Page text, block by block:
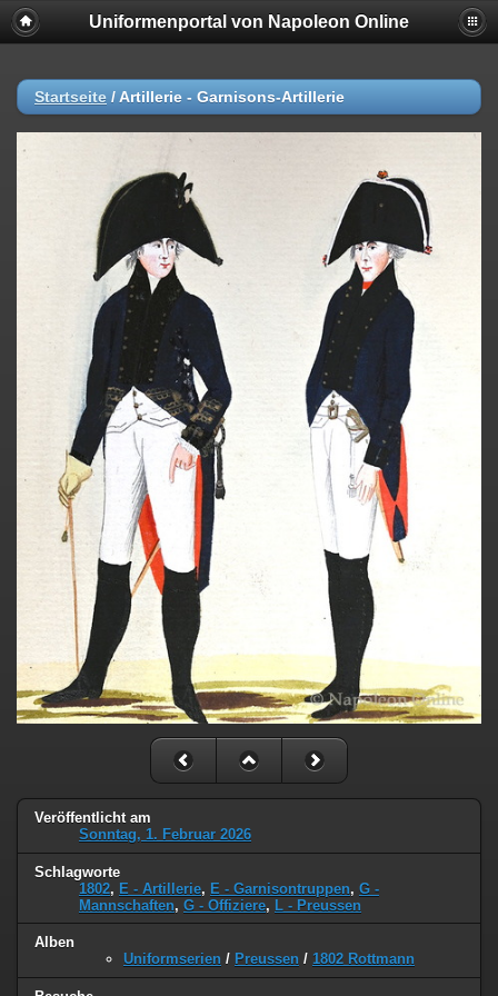
Uniformenportal von Napoleon Online
Startseite / Artillerie - Garnisons-Artillerie
Veröffentlicht am
Sonntag, 1. Februar 2026
Schlagworte
1802, E - Artillerie, E - Garnisontruppen, G -
Mannschaften, G - Offiziere, L - Preussen
Alben
Uniformserien / Preussen / 1802 Rottmann